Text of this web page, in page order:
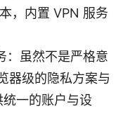
，内置 VPN 服务
：虽然不是严格意
器级的隐私方案与
一的账户与设